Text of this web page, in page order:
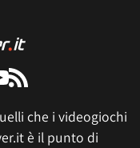
che i videogiochi
è il punto di